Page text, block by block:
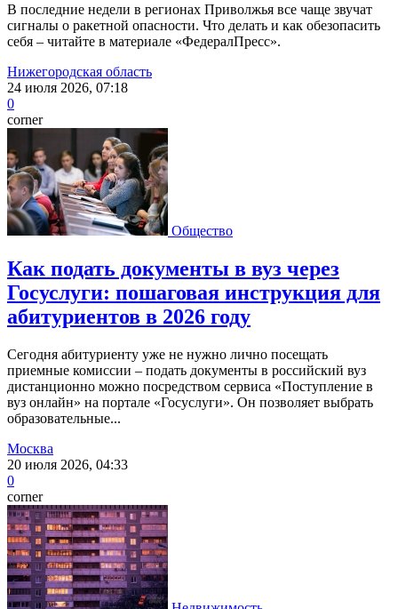
В последние недели в регионах Приволжья все чаще звучат
сигналы о ракетной опасности. Что делать и как обезопасить
себя – читайте в материале «ФедералПресс».
Нижегородская область
24 июля 2026, 07:18
0
corner
Общество
Как подать документы в вуз через
Госуслуги: пошаговая инструкция для
абитуриентов в 2026 году
Сегодня абитуриенту уже не нужно лично посещать
приемные комиссии – подать документы в российский вуз
дистанционно можно посредством сервиса «Поступление в
вуз онлайн» на портале «Госуслуги». Он позволяет выбрать
образовательные...
Москва
20 июля 2026, 04:33
0
corner